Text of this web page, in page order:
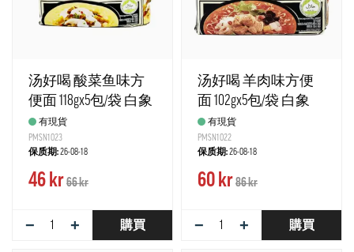
汤好喝 酸菜鱼味方
便面 118gx5包/袋 白象
中国有現貨
PMSN1023
保质期:26-08-18
46 kr66 kr
− + 購買
汤好喝 羊肉味方便
面 102gx5包/袋 白象
中国有現貨
PMSN1022
保质期:26-08-18
60 kr86 kr
− + 購買